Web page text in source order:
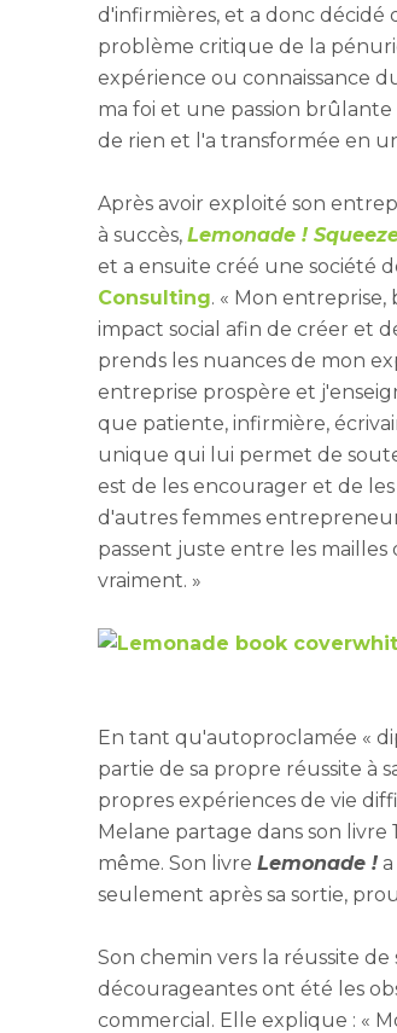
d'infirmières, et a donc
problème critique de la
expérience ou connaissance
ma foi et une passion
de rien et l'a transformée en
Après avoir exploité son
à succès, Lemonade !
et a ensuite créé une société
Consulting. « Mon entreprise,
impact social afin de créer et
prends les nuances de mon
entreprise prospère et
que patiente, infirmière,
unique qui lui permet de
est de les encourager et de
d'autres femmes
passent juste entre les
vraiment. »
En tant qu'autoproclamée «
partie de sa propre réussite à
propres expériences de vie
Melane partage dans son
même. Son livre Lemonade !a
seulement après sa sortie,
Son chemin vers la réussite
décourageantes ont été les
commercial. Elle explique : «